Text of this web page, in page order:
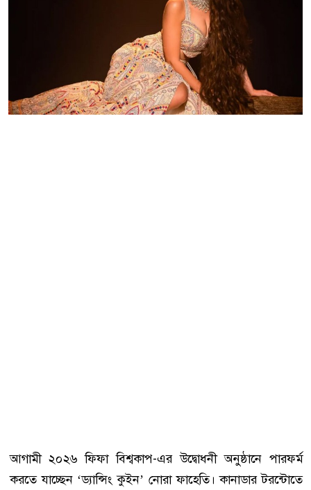
আগামী ২০২৬ ফিফা বিশ্বকাপ-এর উদ্বোধনী অনুষ্ঠানে পারফর্ম
করতে যাচ্ছেন ‘ড্যান্সিং কুইন’ নোরা ফাহেতি। কানাডার টরন্টোতে